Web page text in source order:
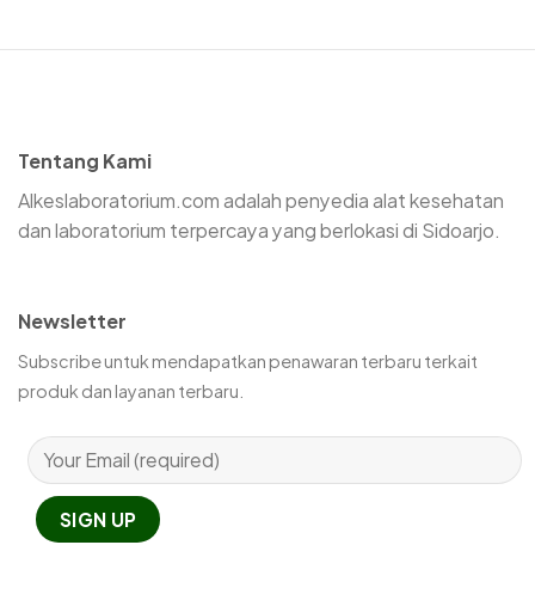
Tentang Kami
Alkeslaboratorium.com adalah penyedia alat kesehatan
dan laboratorium terpercaya yang berlokasi di Sidoarjo.
Newsletter
Subscribe untuk mendapatkan penawaran terbaru terkait
produk dan layanan terbaru.